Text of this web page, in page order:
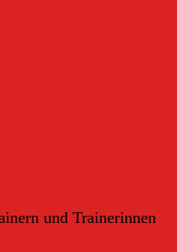
und Trainerinnen